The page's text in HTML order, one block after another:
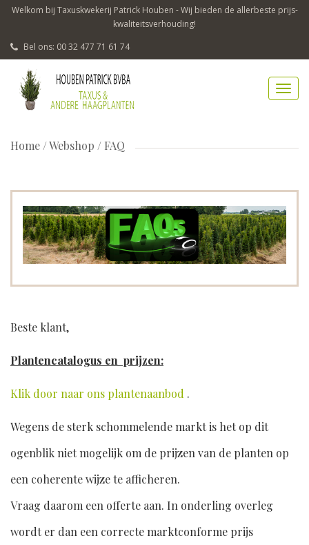
Welkom bij Taxuskwekerij Patrick Houben - Wij bieden de allerbeste prijs-
kwaliteitsverhouding!
Bel ons: 00 32 477 71 61 74
Home /Webshop / FAQ
Beste klant,
Plantencatalogus en prijzen:
Klik door naar ons plantenaanbod .
Wegens de sterk schommelende markt is het op dit
ogenblik niet mogelijk om de prijzen van de planten op
een coherente wijze te afficheren.
Vraag daarom een offerte aan. In onderling overleg
wordt er dan een correcte marktconforme prijs